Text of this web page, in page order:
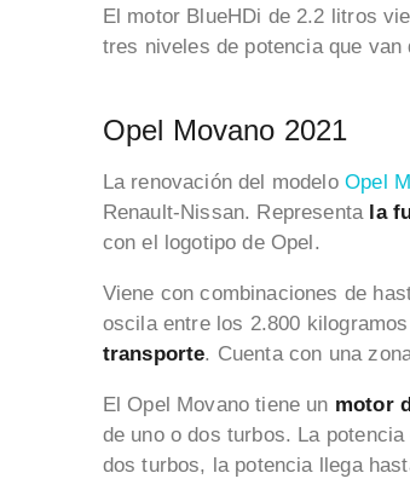
El motor BlueHDi de 2.2 litros
tres niveles de potencia que van
Opel Movano 2021
La renovación del modelo Opel
Renault-Nissan. Representa la
con el logotipo de Opel.
Viene con combinaciones de
oscila entre los 2.800
transporte. Cuenta con una
El Opel Movano tiene un motor
de uno o dos turbos. La
dos turbos, la potencia llega